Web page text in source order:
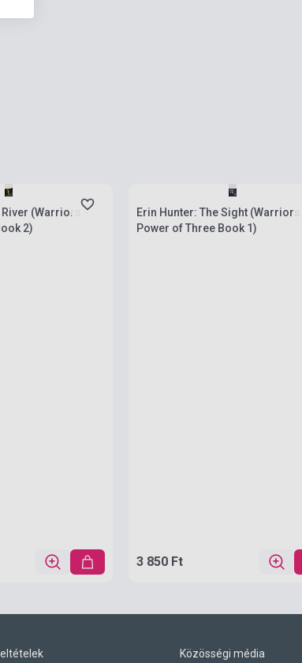
River (Warriors -
2)
Erin Hunter: The Sight (Warriors -
Power of Three Book 1)
3 850 Ft
Közösségi média